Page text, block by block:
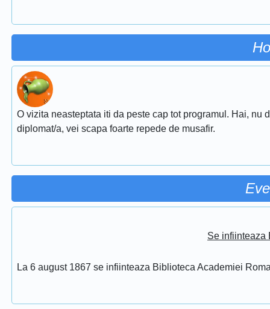
O vizita neasteptata iti da peste cap tot programul. Hai,
diplomat/a, vei scapa foarte repede de musafir.
Se infiinteaza
La 6 august 1867 se infiinteaza Biblioteca Academiei